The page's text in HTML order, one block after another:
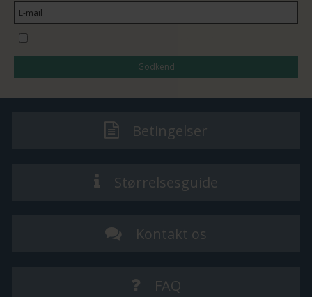
Godkend
Betingelser
Størrelsesguide
Kontakt os
FAQ